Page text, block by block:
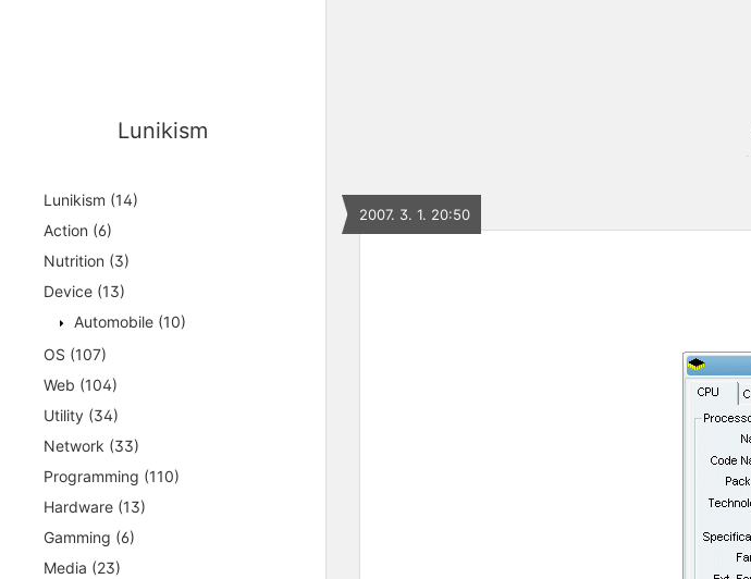
Lunikism
Lunikism (14)
Action (6)
Nutrition (3)
Device (13)
Automobile (10)
OS (107)
Web (104)
Utility (34)
Network (33)
Programming (110)
Hardware (13)
Gamming (6)
Media (23)
2007. 3. 1. 20:50